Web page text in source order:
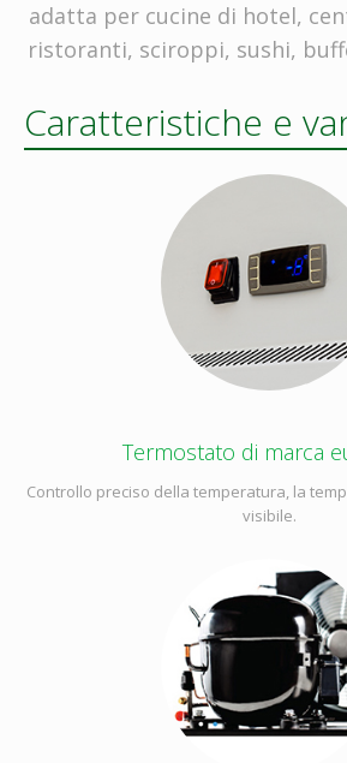
adatta per cucine di hotel,
ristoranti, sciroppi, sushi,
Caratteristiche e
Termostato di marca
Controllo preciso della temperatura, la
visibile.